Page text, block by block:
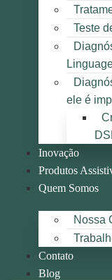
Teste
ele é
Inovação
Produtos
Quem Somos
Nossa
Contato
Blog